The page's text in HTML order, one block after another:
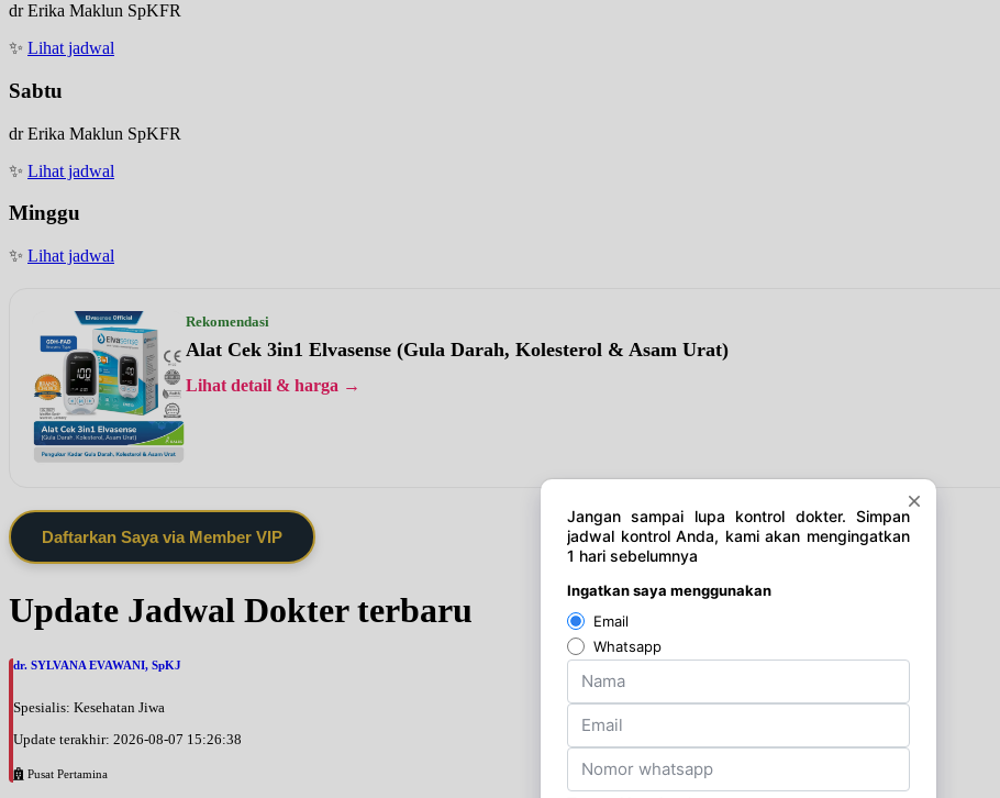
dr Erika Maklun SpKFR
✨ Lihat jadwal
Sabtu
dr Erika Maklun SpKFR
✨ Lihat jadwal
Minggu
✨ Lihat jadwal
Rekomendasi
Alat Cek 3in1 Elvasense (Gula Darah, Kolesterol & Asam Urat)
Lihat detail & harga →
Daftarkan Saya via Member VIP
Update Jadwal Dokter terbaru
dr. SYLVANA EVAWANI, SpKJ
Spesialis: Kesehatan Jiwa
Update terakhir: 2026-08-07 15:26:38
Pusat Pertamina